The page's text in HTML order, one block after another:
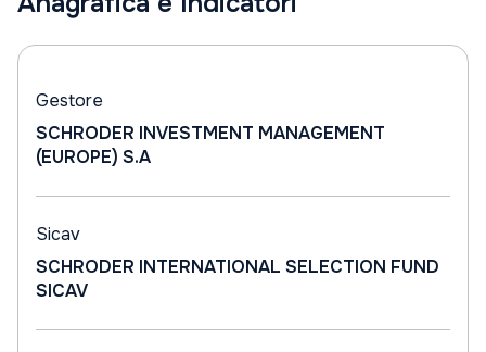
Gestore
SCHRODER INVESTMENT MANAGEMENT
(EUROPE) S.A
Sicav
SCHRODER INTERNATIONAL SELECTION FUND
SICAV